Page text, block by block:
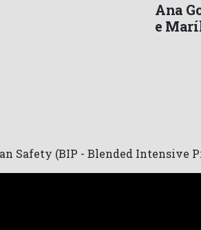
Ana
e
Safety (BIP - Blended Intensive